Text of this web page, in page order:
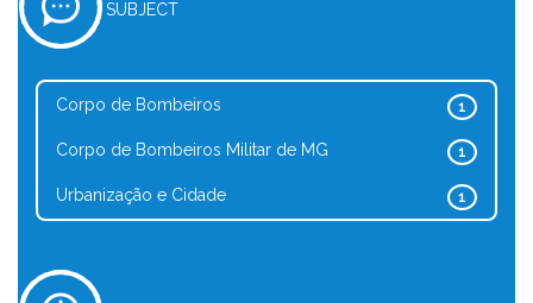
SUBJECT
1
Corpo de Bombeiros
1
Corpo de Bombeiros Militar de MG
1
Urbanização e Cidade